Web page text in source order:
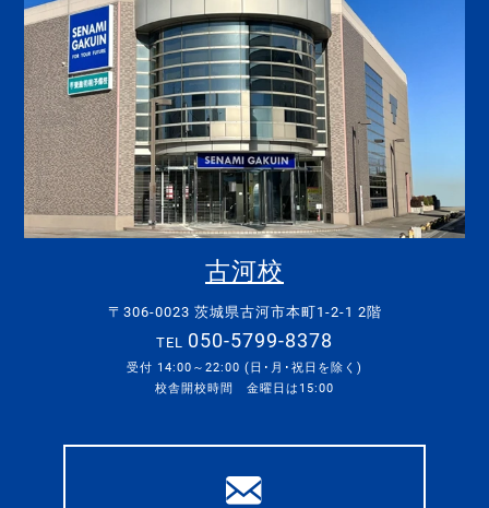
古河校
〒306-0023 茨城県古河市本町1-2-1 2階
TEL 050-5799-8378
受付 14:00～22:00 (日･月･祝日を除く)
校舎開校時間 金曜日は15:00